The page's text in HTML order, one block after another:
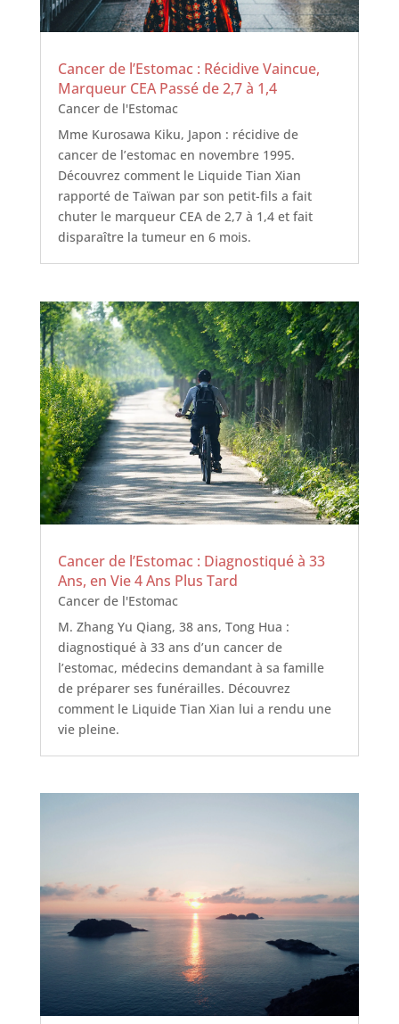
Cancer de l’Estomac : Récidive Vaincue,
Marqueur CEA Passé de 2,7 à 1,4
Cancer de l'Estomac
Mme Kurosawa Kiku, Japon : récidive de
cancer de l’estomac en novembre 1995.
Découvrez comment le Liquide Tian Xian
rapporté de Taïwan par son petit-fils a fait
chuter le marqueur CEA de 2,7 à 1,4 et fait
disparaître la tumeur en 6 mois.
Cancer de l’Estomac : Diagnostiqué à 33
Ans, en Vie 4 Ans Plus Tard
Cancer de l'Estomac
M. Zhang Yu Qiang, 38 ans, Tong Hua :
diagnostiqué à 33 ans d’un cancer de
l’estomac, médecins demandant à sa famille
de préparer ses funérailles. Découvrez
comment le Liquide Tian Xian lui a rendu une
vie pleine.